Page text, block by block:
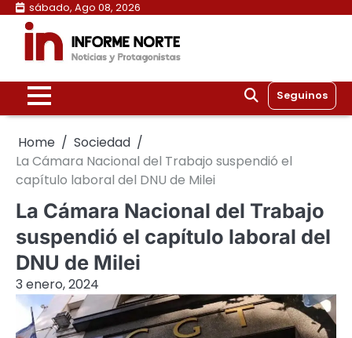
Skip
content
sábado, Ago 08, 2026
Seguinos
Home
Sociedad
La Cámara Nacional del Trabajo suspendió el
capítulo laboral del DNU de Milei
La Cámara Nacional del Trabajo
suspendió el capítulo laboral del
DNU de Milei
3 enero, 2024